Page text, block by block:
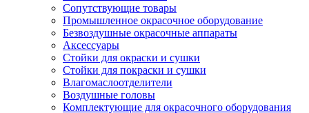
Сопутствующие товары
Промышленное окрасочное оборудование
Безвоздушные окрасочные аппараты
Аксессуары
Стойки для окраски и сушки
Стойки для покраски и сушки
Влагомаслоотделители
Воздушные головы
Комплектующие для окрасочного оборудования